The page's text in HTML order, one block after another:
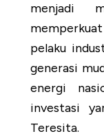
menjadi
pelaku
generasi
energi
investasi
Teresita.